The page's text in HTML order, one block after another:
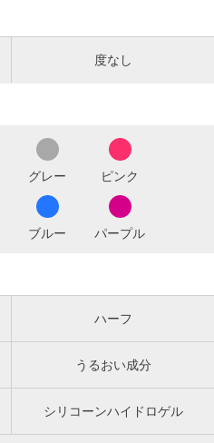
度なし
グレー ピンク
ブルー パープル
ハーフ
うるおい成分
シリコーンハイドロゲル